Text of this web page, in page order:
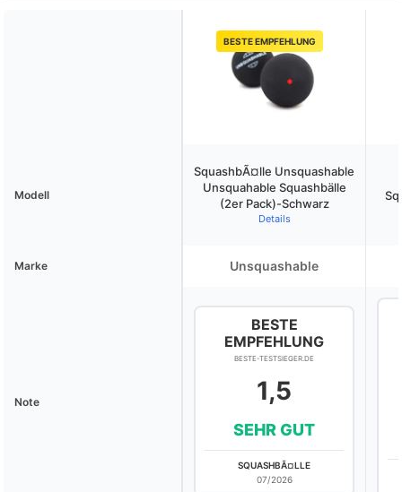
BESTE EMPFEHLUNG
Modell
SquashbÃ¤lle Unsquashable
Unsquahable Squashbälle
(2er Pack)-Schwarz
Details
Marke Unsquashable
Note
BESTE
EMPFEHLUNG
BESTE-TESTSIEGER.DE
1,5
SEHR GUT
SQUASHBÃ¤LLE
07/2026